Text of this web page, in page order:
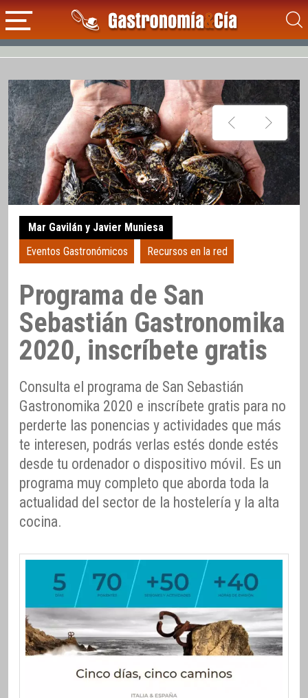
Mar Gavilán y Javier Muniesa
Eventos Gastronómicos
Recursos en la red
Programa de San
Sebastián Gastronomika
2020, inscríbete gratis
Consulta el programa de San Sebastián
Gastronomika 2020 e inscríbete gratis para no
perderte las ponencias y actividades que más
te interesen, podrás verlas estés donde estés
desde tu ordenador o dispositivo móvil. Es un
programa muy completo que aborda toda la
actualidad del sector de la hostelería y la alta
cocina.